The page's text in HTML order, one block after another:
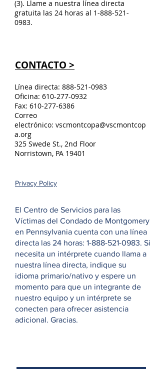
(3). Llame a nuestra línea directa
gratuita las 24 horas al 1-888-521-
0983.
CONTACTO >
Línea directa: 888-521-0983
Oficina: 610-277-0932
Fax: 610-277-6386
Correo
electrónico: vscmontcopa@vscmontcop
a.org
325 Swede St., 2nd Floor
Norristown, PA 19401
Privacy Policy
El Centro de Servicios para las
Víctimas del Condado de Montgomery
en Pennsylvania cuenta con una línea
directa las 24 horas: 1-888-521-0983. Si
necesita un intérprete cuando llama a
nuestra línea directa, indique su
idioma primario/nativo y espere un
momento para que un integrante de
nuestro equipo y un intérprete se
conecten para ofrecer asistencia
adicional. Gracias.